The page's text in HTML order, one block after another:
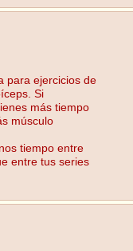
para ejercicios de
Si
más tiempo
músculo
tiempo entre
entre tus series